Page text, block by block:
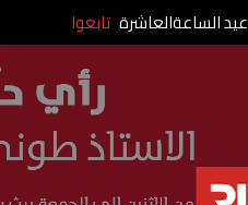
الساعةالعاشرة تابعوا